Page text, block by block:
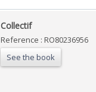
‎Collectif‎
Reference : RO80236956
See the book